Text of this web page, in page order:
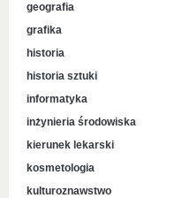
geografia
grafika
historia
historia sztuki
informatyka
inżynieria środowiska
kierunek lekarski
kosmetologia
kulturoznawstwo